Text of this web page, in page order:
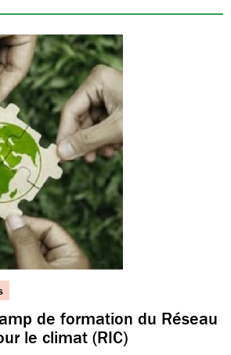
de formation du Réseau
le climat (RIC)